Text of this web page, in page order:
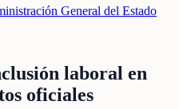
General del Estado
laboral en
oficiales